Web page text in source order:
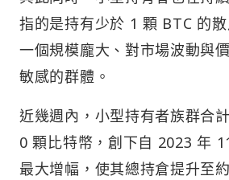
指的是持有少於 1 顆 BTC 的
一個規模龐大、對市場波動與
敏感的群體。
近幾週內，小型持有者族群合
0 顆比特幣，創下自 2023 年
最大增幅，使其總持倉提升至